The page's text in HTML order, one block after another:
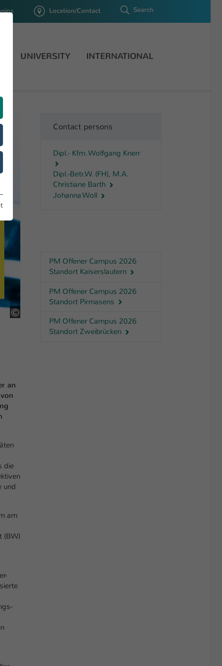
Location/Contact Search
UNIVERSITY INTERNATIONAL
HSKL
an
die
und
am
(BW)
Contact persons
Dipl.- Kfm. Wolfgang Knerr
Dipl.-Betr.W. (FH), M.A.
Christiane Barth
Johanna Woll
PM Offener Campus 2026
Standort Kaiserslautern
PM Offener Campus 2026
Standort Pirmasens
PM Offener Campus 2026
Standort Zweibrücken